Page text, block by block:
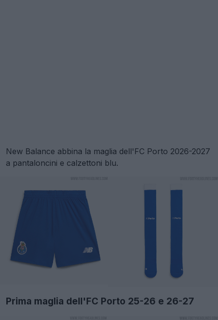
New Balance abbina la maglia dell'FC Porto 2026-2027
a pantaloncini e calzettoni blu.
Prima maglia dell'FC Porto 25-26 e 26-27